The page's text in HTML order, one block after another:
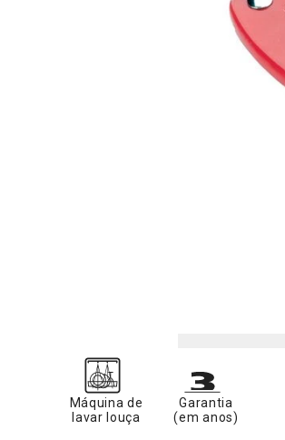
Máquina de
lavar louça
Garantia
(em anos)